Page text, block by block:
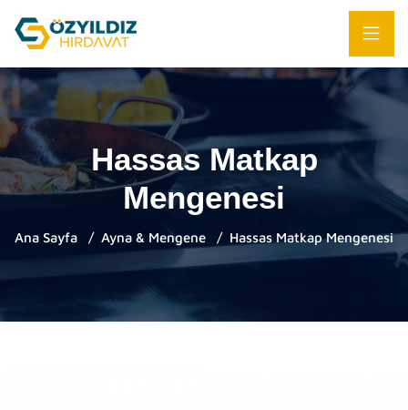
Hassas Matkap
Mengenesi
Ana Sayfa Ayna & Mengene Hassas Matkap Mengenesi